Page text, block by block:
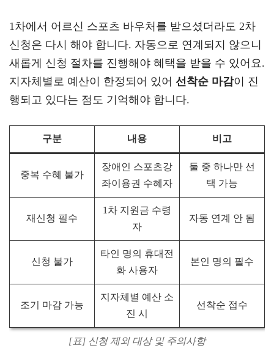
1차에서 어르신 스포츠 바우처를 받으셨더라도 2차
신청은 다시 해야 합니다. 자동으로 연계되지 않으니
새롭게 신청 절차를 진행해야 혜택을 받을 수 있어요.
지자체별로 예산이 한정되어 있어 선착순 마감이 진
행되고 있다는 점도 기억해야 합니다.
구분 내용 비고
중복 수혜 불가
장애인 스포츠강
좌이용권 수혜자
둘 중 하나만 선
택 가능
재신청 필수
1차 지원금 수령
자
자동 연계 안 됨
신청 불가
타인 명의 휴대전
화 사용자
본인 명의 필수
조기 마감 가능
지자체별 예산 소
진 시
선착순 접수
[표] 신청 제외 대상 및 주의사항